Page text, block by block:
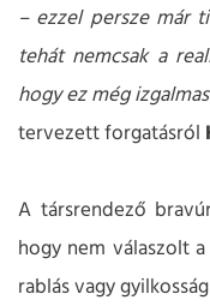
– ezzel persze már
tehát nemcsak a
hogy ez még
tervezett forgatásról
A társrendező
hogy nem válaszolt
rablás vagy